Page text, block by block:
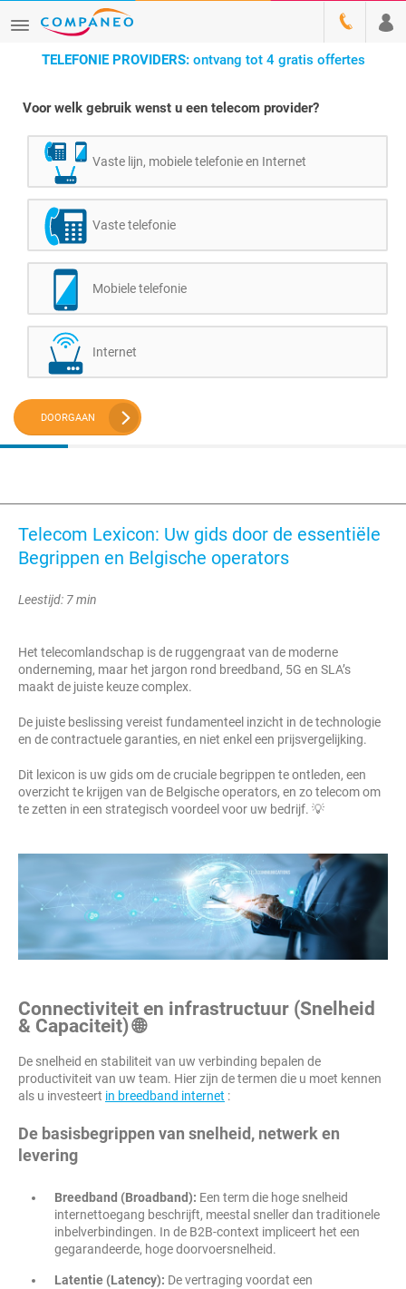
TELEFONIE PROVIDERS:ontvang tot 4 gratis offertes
Voor welk gebruik wenst u een telecom provider?
Vaste lijn, mobiele telefonie en Internet
Vaste telefonie
Mobiele telefonie
Internet
DOORGAAN
Telecom Lexicon: Uw gids door de essentiële
Begrippen en Belgische operators
Leestijd: 7 min
Het telecomlandschap is de ruggengraat van de moderne
onderneming, maar het jargon rond breedband, 5G en SLA’s
maakt de juiste keuze complex.
De juiste beslissing vereist fundamenteel inzicht in de technologie
en de contractuele garanties, en niet enkel een prijsvergelijking.
Dit lexicon is uw gids om de cruciale begrippen te ontleden, een
overzicht te krijgen van de Belgische operators, en zo telecom om
te zetten in een strategisch voordeel voor uw bedrijf. 💡
Connectiviteit en infrastructuur (Snelheid
& Capaciteit) 🌐
De snelheid en stabiliteit van uw verbinding bepalen de
productiviteit van uw team. Hier zijn de termen die u moet kennen
als u investeert in breedband internet :
De basisbegrippen van snelheid, netwerk en
levering
Breedband (Broadband): Een term die hoge snelheid
internettoegang beschrijft, meestal sneller dan traditionele
inbelverbindingen. In de B2B-context impliceert het een
gegarandeerde, hoge doorvoersnelheid.
Latentie (Latency): De vertraging voordat een